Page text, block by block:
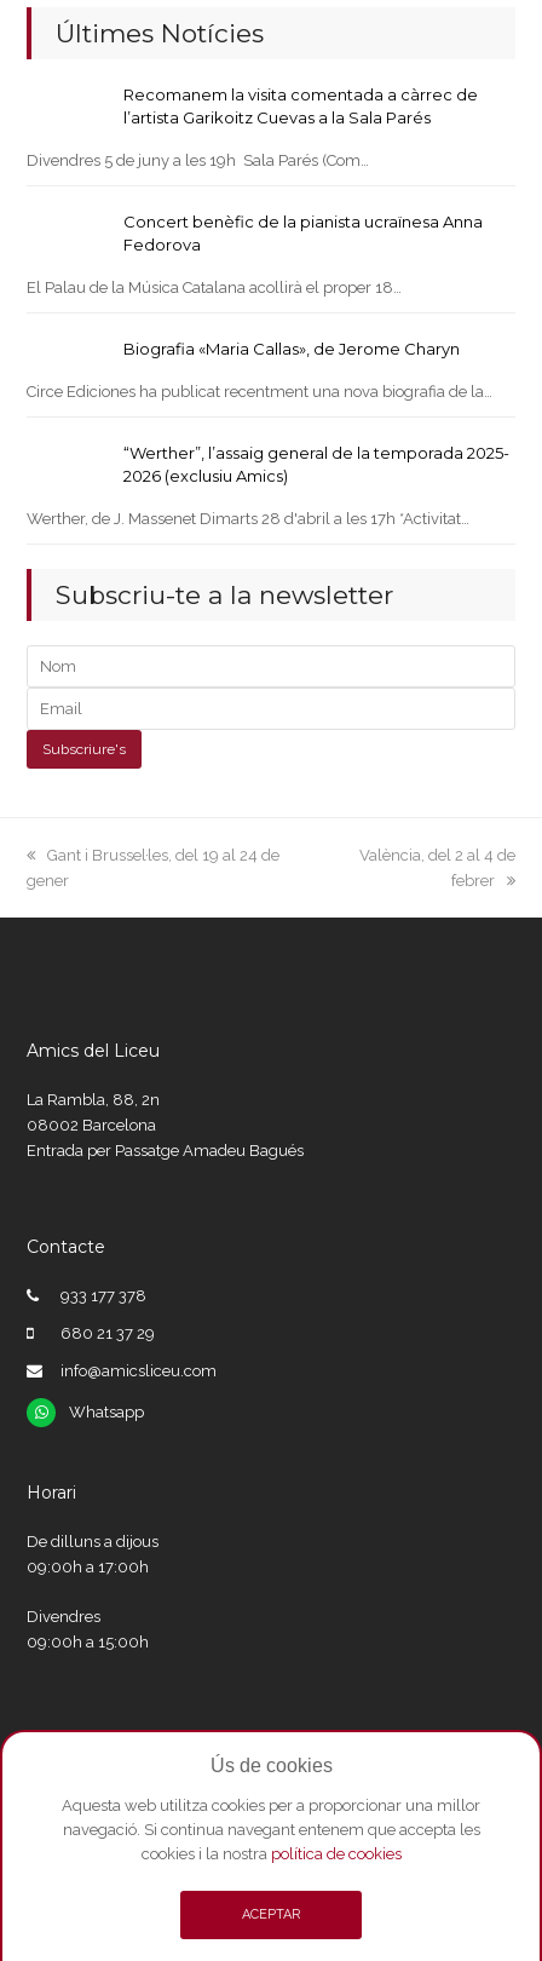
Últimes Notícies
Recomanem la visita comentada a càrrec de
l’artista Garikoitz Cuevas a la Sala Parés
Divendres 5 de juny a les 19h Sala Parés (Com…
Concert benèfic de la pianista ucraïnesa Anna
Fedorova
El Palau de la Música Catalana acollirà el proper 18…
Biografia «Maria Callas», de Jerome Charyn
Circe Ediciones ha publicat recentment una nova biografia de la…
“Werther”, l’assaig general de la temporada 2025-
2026 (exclusiu Amics)
Werther, de J. Massenet Dimarts 28 d'abril a les 17h *Activitat…
Subscriu-te a la newsletter
previous
post:
Gant i Brussel·les, del 19 al 24 de
gener
next
València, del 2 al 4 de
febrer
Amics del Liceu
La Rambla, 88, 2n
08002 Barcelona
Entrada per Passatge Amadeu Bagués
Contacte
933 177 378
680 21 37 29
info@amicsliceu.com
Whatsapp
Whatsapp
Horari
De dilluns a dijous
09:00h a 17:00h
Divendres
09:00h a 15:00h
Xarxes socials
TwitterFacebookInstagram
Whatsapp
Youtube
Ús de cookies
Aquesta web utilitza cookies per a proporcionar una millor
navegació. Si continua navegant entenem que accepta les
cookies i la nostra política de cookies
ACEPTAR